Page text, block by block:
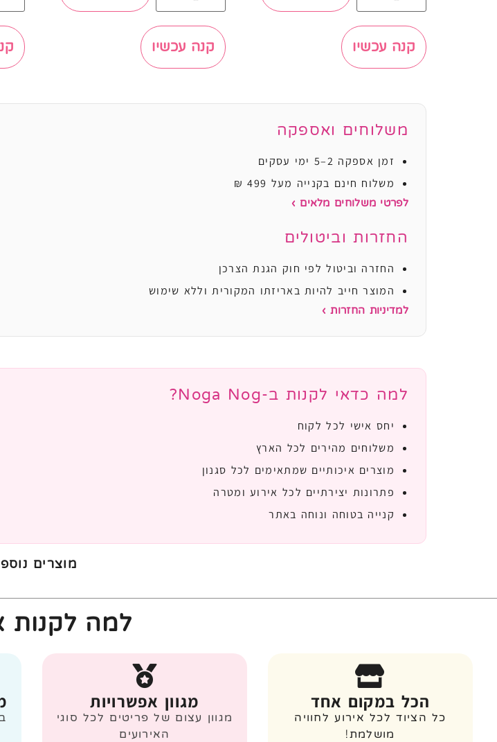
קנה עכשיו קנה עכשיו
משלוחים ואספקה
זמן אספקה 2–5 ימי עסקים
משלוח חינם בקנייה מעל 499 ₪
לפרטי משלוחים מלאים ›
החזרות וביטולים
החזרה וביטול לפי חוק הגנת הצרכן
המוצר חייב להיות באריזתו המקורית וללא שימוש
למדיניות החזרות ›
למה כדאי לקנות ב-Noga Nog?
יחס אישי לכל לקוח
משלוחים מהירים לכל הארץ
מוצרים איכותיים שמתאימים לכל סגנון
פתרונות יצירתיים לכל אירוע ומטרה
קנייה בטוחה ונוחה באתר
מוצרים
למה לקנות
הכל במקום אחד
כל הציוד לכל אירוע לחוויה
מושלמת!
מגוון אפשרויות
מגוון עצום של פריטים לכל סוגי
האירועים